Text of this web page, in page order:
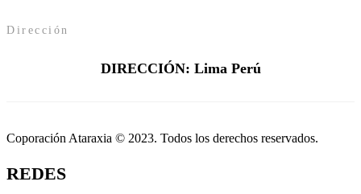
Dirección
DIRECCIÓN: Lima Perú
Coporación Ataraxia © 2023. Todos los derechos reservados.
REDES